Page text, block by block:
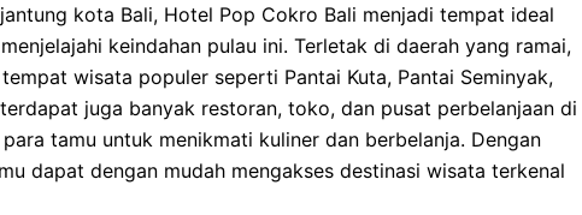
kota Bali, Hotel Pop Cokro Bali menjadi tempat ideal
keindahan pulau ini. Terletak di daerah yang ramai,
wisata populer seperti Pantai Kuta, Pantai Seminyak,
juga banyak restoran, toko, dan pusat perbelanjaan di
tamu untuk menikmati kuliner dan berbelanja. Dengan
dapat dengan mudah mengakses destinasi wisata terkenal